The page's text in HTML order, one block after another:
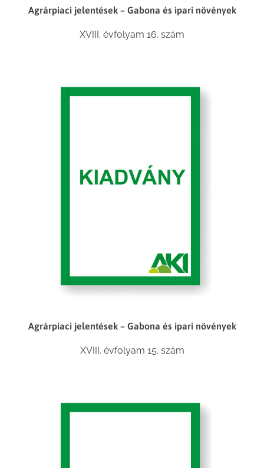
Agrárpiaci jelentések – Gabona és ipari növények
XVIII. évfolyam 16. szám
Agrárpiaci jelentések – Gabona és ipari növények
XVIII. évfolyam 15. szám